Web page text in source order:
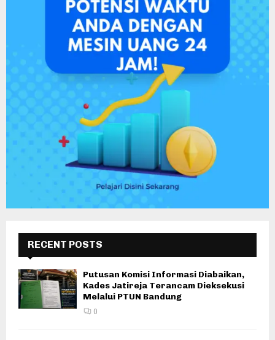
RECENT POSTS
Putusan Komisi Informasi Diabaikan,
Kades Jatireja Terancam Dieksekusi
Melalui PTUN Bandung
0